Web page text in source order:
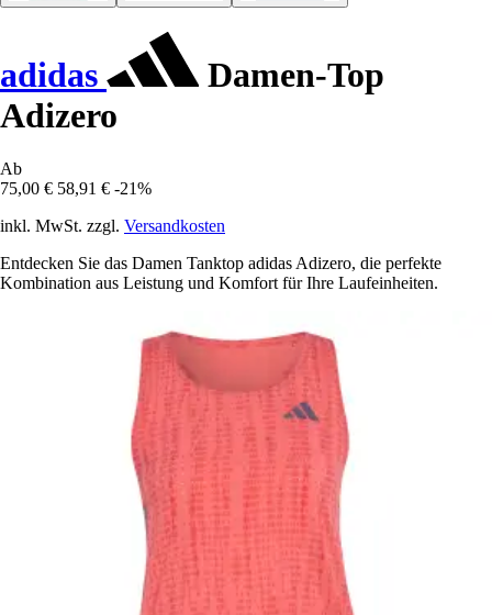
adidas
Damen-Top
Adizero
Ab
75,00 € 58,91 € -21%
inkl. MwSt. zzgl. Versandkosten
Entdecken Sie das Damen Tanktop adidas Adizero, die perfekte
Kombination aus Leistung und Komfort für Ihre Laufeinheiten.